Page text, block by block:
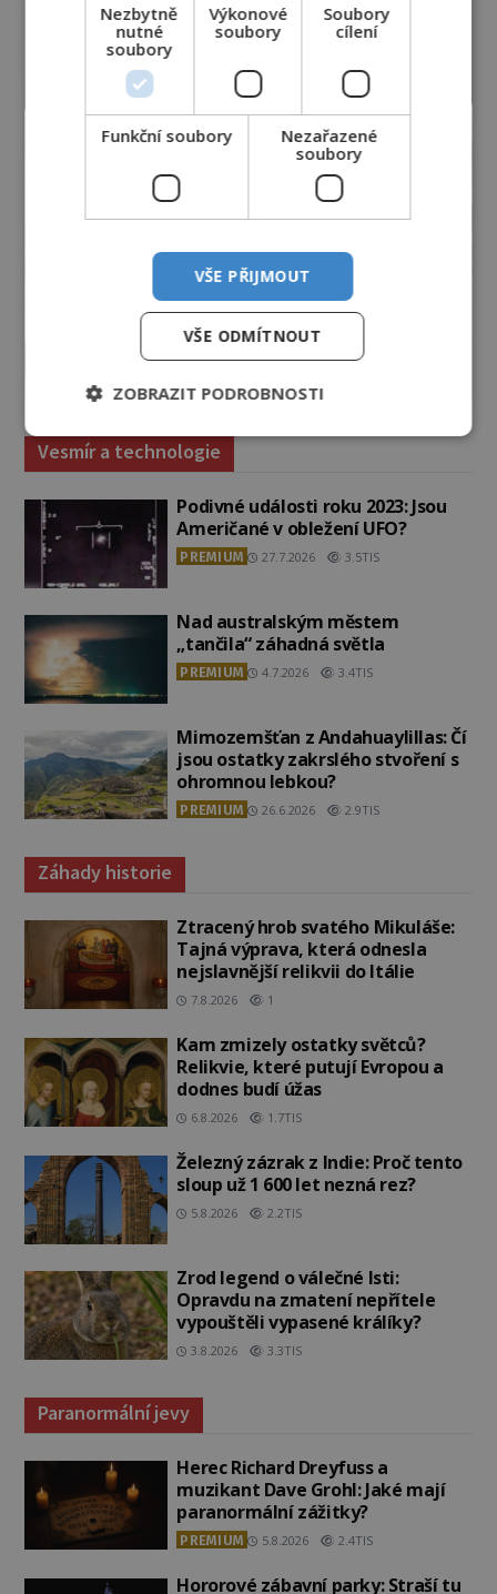
Vesmír a technologie
Podivné události roku 2023: Jsou
Američané v obležení UFO?
PREMIUM 27.7.2026 3.5TIS
Nad australským městem
„tančila“ záhadná světla
PREMIUM 4.7.2026 3.4TIS
Mimozemšťan z Andahuaylillas: Čí
jsou ostatky zakrslého stvoření s
ohromnou lebkou?
PREMIUM 26.6.2026 2.9TIS
Záhady historie
Ztracený hrob svatého Mikuláše:
Tajná výprava, která odnesla
nejslavnější relikvii do Itálie
7.8.2026 1
Kam zmizely ostatky světců?
Relikvie, které putují Evropou a
dodnes budí úžas
6.8.2026 1.7TIS
Železný zázrak z Indie: Proč tento
sloup už 1 600 let nezná rez?
5.8.2026 2.2TIS
Zrod legend o válečné lsti:
Opravdu na zmatení nepřítele
vypouštěli vypasené králíky?
3.8.2026 3.3TIS
Paranormální jevy
Herec Richard Dreyfuss a
muzikant Dave Grohl: Jaké mají
paranormální zážitky?
PREMIUM 5.8.2026 2.4TIS
Hororové zábavní parky: Straší tu
Nezbytně
nutné
soubory
Výkonové
soubory
Soubory
cílení
Funkční soubory
Nezařazené
soubory
VŠE PŘIJMOUT
VŠE ODMÍTNOUT
ZOBRAZIT PODROBNOSTI